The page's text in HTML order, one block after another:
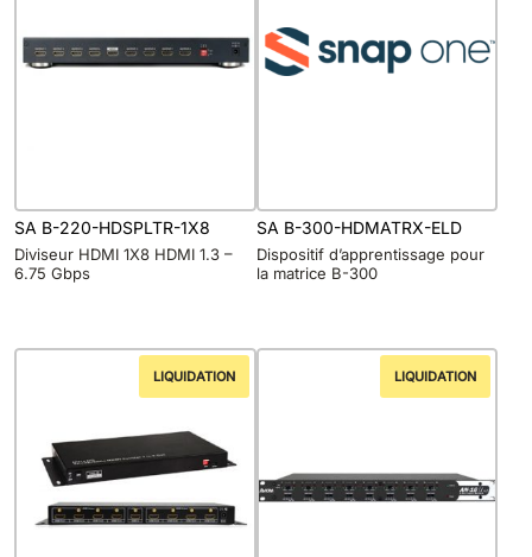
SA B-220-HDSPLTR-1X8
Diviseur HDMI 1X8 HDMI 1.3 –
6.75 Gbps
SA B-300-HDMATRX-ELD
Dispositif d’apprentissage pour
la matrice B-300
LIQUIDATION LIQUIDATION